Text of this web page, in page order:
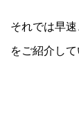
それでは早
をご紹介して